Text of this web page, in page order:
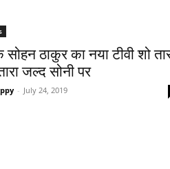
ठाकुर का नया टीवी शो
जल्‍द सोनी पर
- July 24, 2019